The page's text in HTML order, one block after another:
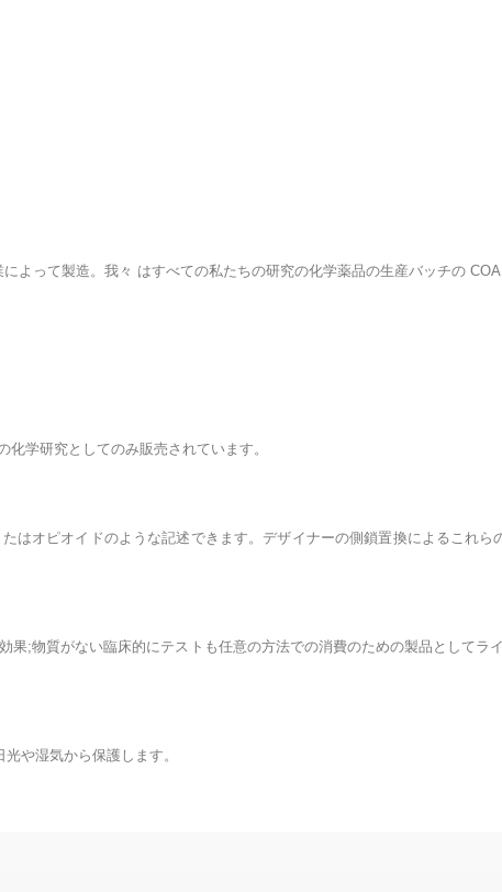
よって製造。我々 はすべての私たちの研究の化学薬品の生産バッチの
学研究としてのみ販売されています。
はオピオイドのような記述できます。デザイナーの側鎖置換によるこれら
果;物質がない臨床的にテストも任意の方法での消費のための製品としてラ
や湿気から保護します。